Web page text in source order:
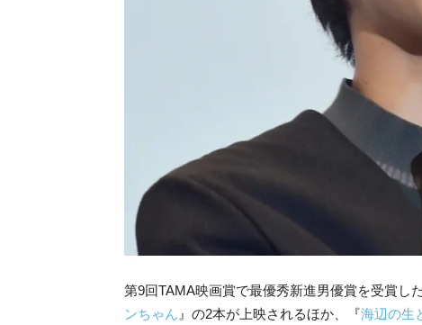
第9回TAMA映画賞で最優秀新進男優賞を受賞し
ンちゃん 』の2本が上映されるほか、『海辺の生